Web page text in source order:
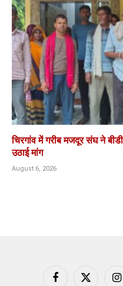
चिरगांव में गरीब मजदूर संघ ने
उठाई मांग
August 6, 2026
Facebook
X